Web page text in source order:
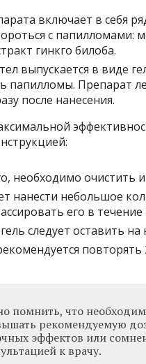
включает в себя
с папилломами:
гинкго билоба.
выпускается в виде
папилломы. Препарат
после нанесения.
необходимо очистить
нанести небольшое
его в
следует оставить
помнить, что
рекомендуемую
эффектов или
к врачу.